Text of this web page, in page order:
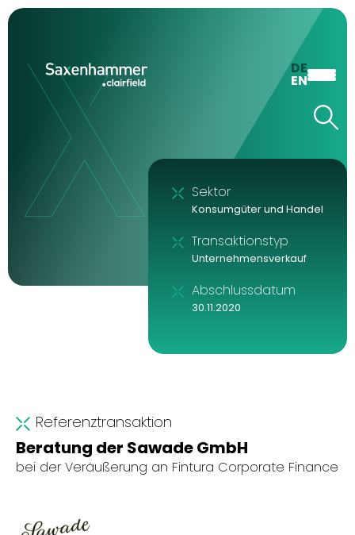
DE
EN
Referenztransaktion
Beratung der Sawade GmbH
bei der Veräußerung an Fintura Corporate Finance
Sektor
Konsumgüter und Handel
Transaktionstyp
Unternehmensverkauf
Abschlussdatum
30.11.2020